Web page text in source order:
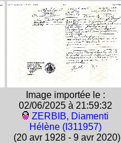
Image importée le :
02/06/2025 à 21:59:32
ZERBIB, Diamenti
Hélène (I311957)
(20 avr 1928 - 9 avr 2020)